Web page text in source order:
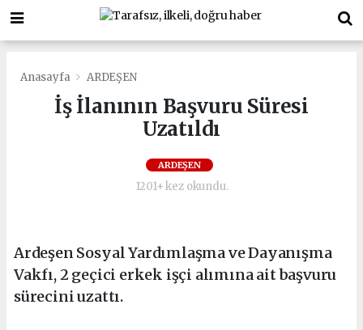
Anasayfa ARDEŞEN
İş İlanının Başvuru Süresi
Uzatıldı
ARDEŞEN
1201+ kez okundu.
Ardeşen Sosyal Yardımlaşma ve Dayanışma
Vakfı, 2 geçici erkek işçi alımına ait başvuru
sürecini uzattı.